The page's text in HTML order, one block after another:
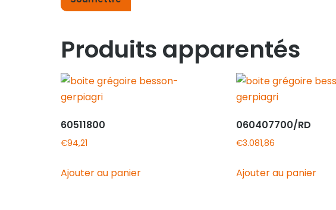
Produits apparentés
60511800
€94,21
Ajouter au panier
060407700/RD
€3.081,86
Ajouter au panier